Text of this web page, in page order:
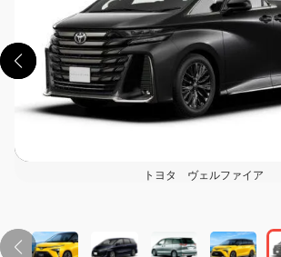
トヨタ ヴェルファイア